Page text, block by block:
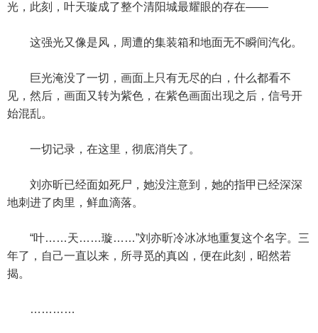
光，此刻，叶天璇成了整个清阳城最耀眼的存在——
这强光又像是风，周遭的集装箱和地面无不瞬间汽化。
巨光淹没了一切，画面上只有无尽的白，什么都看不
见，然后，画面又转为紫色，在紫色画面出现之后，信号开
始混乱。
一切记录，在这里，彻底消失了。
刘亦昕已经面如死尸，她没注意到，她的指甲已经深深
地刺进了肉里，鲜血滴落。
“叶……天……璇……”刘亦昕冷冰冰地重复这个名字。三
年了，自己一直以来，所寻觅的真凶，便在此刻，昭然若
揭。
…………